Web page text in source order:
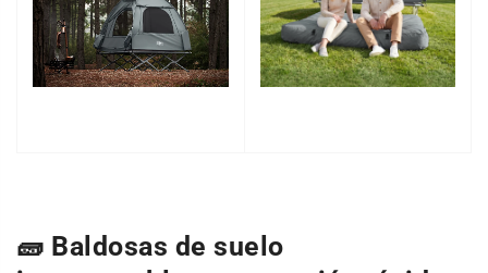
🧱 Baldosas de suelo